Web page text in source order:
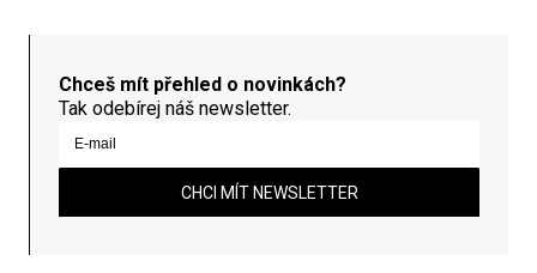
Chceš mít přehled o novinkách?
Tak odebírej náš newsletter.
CHCI MÍT NEWSLETTER